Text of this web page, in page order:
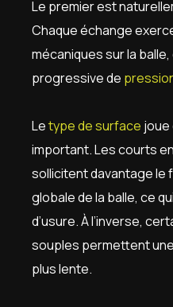
Le premier est
Chaque échange
mécaniques sur la
progressive de
Letype de surface joue
important. Les courts
sollicitent davantage le
globale de la balle, ce
d’usure. À l’inverse,
souples permettent
plus lente.